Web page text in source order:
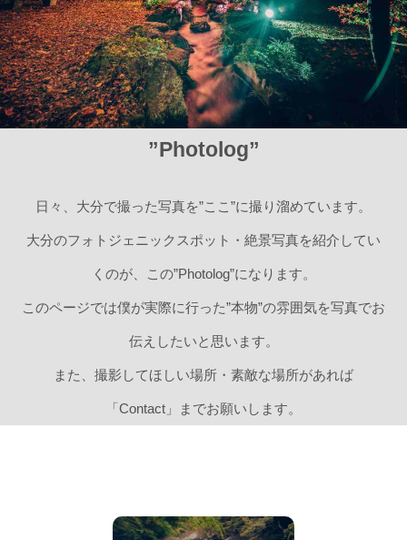
”Photolog”
日々、大分で撮った写真を”ここ”に撮り溜めています。
大分のフォトジェニックスポット・絶景写真を紹介してい
くのが、この”Photolog”になります。
このページでは僕が実際に行った”本物”の雰囲気を写真でお
伝えしたいと思います。
また、撮影してほしい場所・素敵な場所があれば
「Contact」 までお願いします。